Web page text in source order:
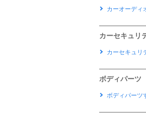
カーオーディ
カーセキュリ
カーセキュリ
ボディパーツ
ボディパーツ